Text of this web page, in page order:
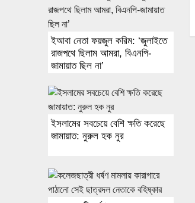
ইআবা নেতা ফয়জুল করিম: ‘জুলাইতে
রাজপথে ছিলাম আমরা, বিএনপি-
জামায়াত ছিল না’
ইসলামের সবচেয়ে বেশি ক্ষতি করেছে
জামায়াত: নুরুল হক নুর